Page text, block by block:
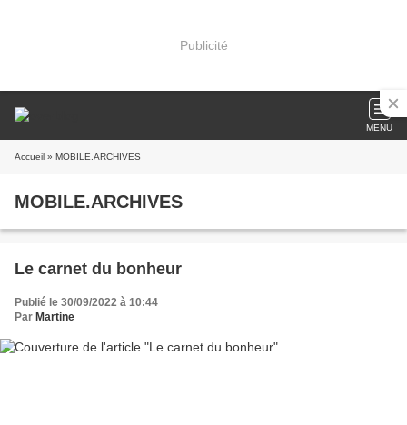
Publicité
MENU
Accueil » MOBILE.ARCHIVES
MOBILE.ARCHIVES
Le carnet du bonheur
Publié le 30/09/2022 à 10:44
Par Martine